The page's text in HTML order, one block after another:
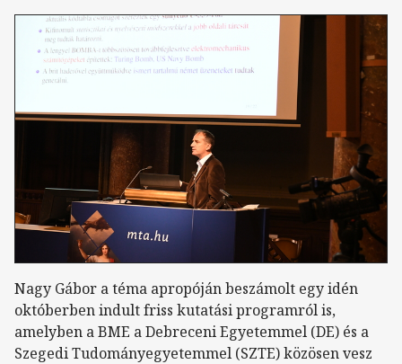
Nagy Gábor a téma apropóján beszámolt egy idén
októberben indult friss kutatási programról is,
amelyben a BME a Debreceni Egyetemmel (DE) és a
Szegedi Tudományegyetemmel (SZTE) közösen vesz